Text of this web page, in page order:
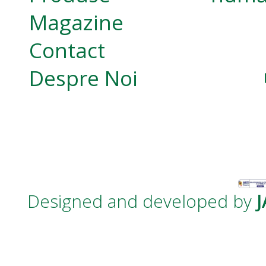
Magazine
Contact
Despre Noi
Designed and developed by